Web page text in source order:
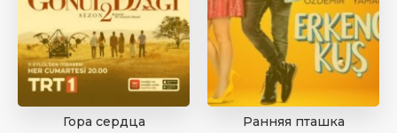
Гора сердца Ранняя пташка